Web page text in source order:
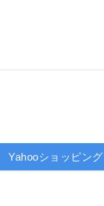
Yahooショッピング